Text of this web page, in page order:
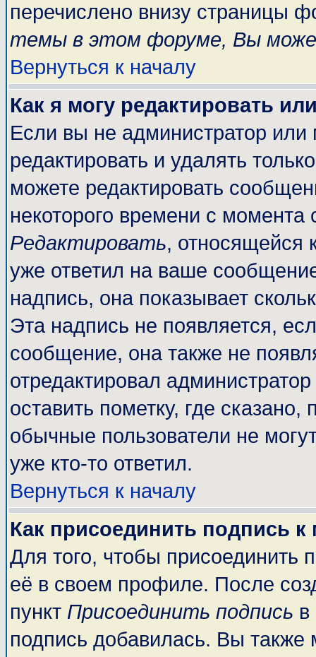
перечислено внизу страницы
темы в этом форуме, Вы
Вернуться к началу
Как я могу редактировать
Если вы не администратор
редактировать и удалять
можете редактировать
некоторого времени с
Редактировать, относящейся
уже ответил на ваше
надпись, она показывает
Эта надпись не появляется,
сообщение, она также не
отредактировал
оставить пометку, где
обычные пользователи не
уже кто-то ответил.
Вернуться к началу
Как присоединить подпись
Для того, чтобы присоединить
её в своем профиле. После
пункт Присоединить подпись
подпись добавилась. Вы также